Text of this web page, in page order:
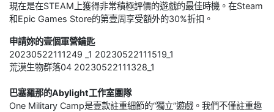
現在是在STEAM上獲得非常積極評價的遊戲的最佳時機。在Steam
和Epic Games Store的第壹周享受額外的30%折扣。
申請妳的壹個軍營鑰匙
20230522111249 _1 20230522111519_1‌
荒漠生物群落04 20230522111328_1
巴塞羅那的Abylight工作室團隊
One Military Camp是壹款註重細節的“獨立”遊戲。我們不僅註重趣